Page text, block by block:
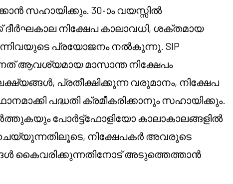
സഹായിക്കും. 30-ാം വയസ്സിൽ
ദീർഘകാല നിക്ഷേപ കാലാവധി, ശക്തമായ
പ്രയോജനം നൽകുന്നു. SIP
ആവശ്യമായ മാസാന്ത നിക്ഷേപം
പ്രതീക്ഷിക്കുന്ന വരുമാനം, നിക്ഷേപ
പദ്ധതി ക്രമീകരിക്കാനും സഹായിക്കും.
പോർട്ട്ഫോളിയോ കാലാകാലങ്ങളിൽ
നിക്ഷേപകർ അവരുടെ
കൈവരിക്കുന്നതിനോട് അടുത്തെത്താൻ